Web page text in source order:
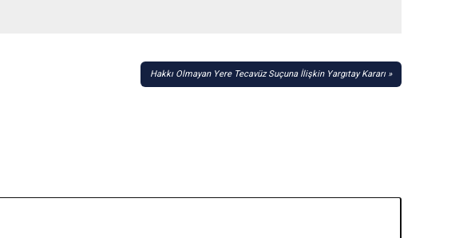
Hakkı Olmayan Yere Tecavüz Suçuna İlişkin Yargıtay Kararı